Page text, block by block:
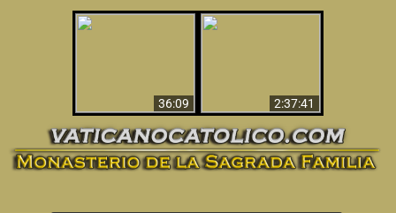
36:09
2:37:41